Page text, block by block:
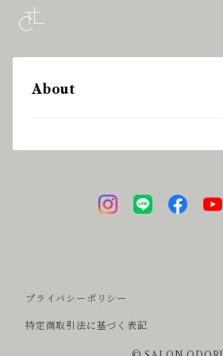
About
プライバシーポリシー
特定商取引法に基づく表記